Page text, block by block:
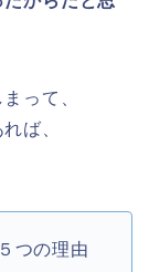
って、
ば、
つの理由